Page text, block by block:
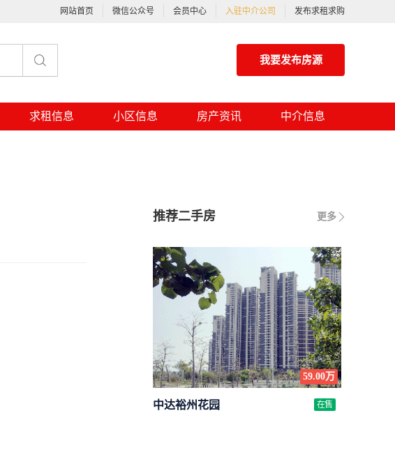
网站首页 微信公众号 会员中心 入驻中介公司 发布求租求购
我要发布房源
求租信息 小区信息 房产资讯 中介信息
更多
推荐二手房
59.00万
中达裕州花园 在售